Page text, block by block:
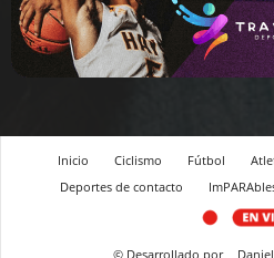
Inicio Ciclismo Fútbol
Deportes de contacto
© Desarrollado por